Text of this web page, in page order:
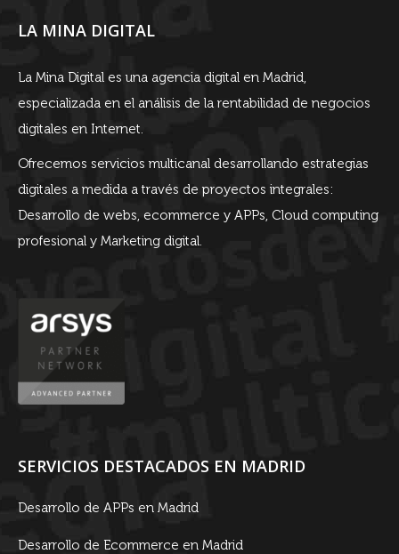
LA MINA DIGITAL
La Mina Digital es una agencia digital en Madrid,
especializada en el análisis de la rentabilidad de negocios
digitales en Internet.
Ofrecemos servicios multicanal desarrollando estrategias
digitales a medida a través de proyectos integrales:
Desarrollo de webs, ecommerce y APPs, Cloud computing
profesional y Marketing digital.
SERVICIOS DESTACADOS EN MADRID
Desarrollo de APPs en Madrid
Desarrollo de Ecommerce en Madrid